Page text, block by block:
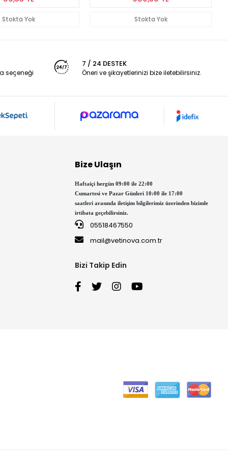
Stokta Yok Stokta Yok
seçeneği
7 / 24 DESTEK
Öneri ve şikayetlerinizi bize iletebilirsiniz.
Bize Ulaşın
Haftaiçi hergün 09:00 ile 22:00
Cumartesi ve Pazar Günleri 10:00 ile 17:00
saatleri arasında iletişim bilgilerimiz üzerinden bizimle
irtibata geçebilirsiniz.
05518467550
mail@vetinova.com.tr
Bizi Takip Edin